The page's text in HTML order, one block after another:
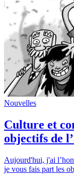
Nouvelles
Culture et
objectifs de
Aujourd'hui, j'ai
je vous fais part les